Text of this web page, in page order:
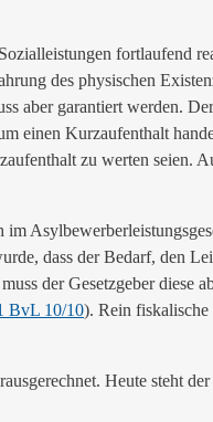
fortlaufend
des physischen
aber garantiert werden.
einen Kurzaufenthalt
zu werten
dass der Bedarf, den
der Gesetzgeber diese
BvL 10/10). Rein fiskalische
Heute steht